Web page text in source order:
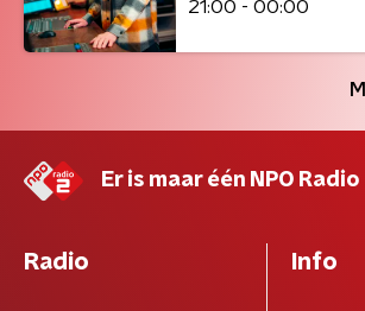
21:00 - 00:00
Er is maar één NPO Radio
Radio Info